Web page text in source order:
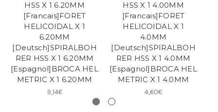
HSS X 1 6.20MM
[Francais]FORET
HELICOIDAL X 1
6.20MM
[Deutsch]SPIRALBOH
RER HSS X 1 6.20MM
[Espagnol]BROCA HEL
METRIC X 1 6.20MM
9,14€
HSS X 1 4.00MM
[Francais]FORET
HELICOIDAL X 1
4.0MM
[Deutsch]SPIRALBOH
RER HSS X 1 4.0MM
[Espagnol]BROCA HEL
METRIC X 1 4.0MM
4,60€